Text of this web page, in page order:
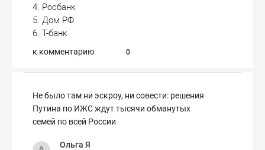
4. Росбанк
5. Дом РФ
6. Т-банк
к комментарию 0
Не было там ни эскроу, ни совести: решения
Путина по ИЖС ждут тысячи обманутых
семей по всей России
Ольга Я